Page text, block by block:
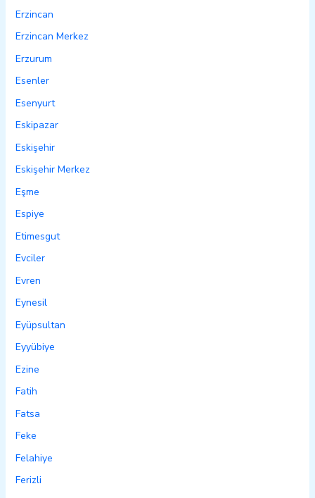
Erzincan
Erzincan Merkez
Erzurum
Esenler
Esenyurt
Eskipazar
Eskişehir
Eskişehir Merkez
Eşme
Espiye
Etimesgut
Evciler
Evren
Eynesil
Eyüpsultan
Eyyübiye
Ezine
Fatih
Fatsa
Feke
Felahiye
Ferizli